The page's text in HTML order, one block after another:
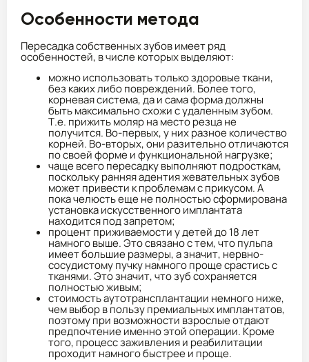
Особенности метода
Пересадка собственных зубов имеет ряд
особенностей, в числе которых выделяют:
можно использовать только здоровые ткани,
без каких либо повреждений. Более того,
корневая система, да и сама форма должны
быть максимально схожи с удаленным зубом.
Т.е. прижить моляр на место резца не
получится. Во-первых, у них разное количество
корней. Во-вторых, они разительно отличаются
по своей форме и функциональной нагрузке;
чаще всего пересадку выполняют подросткам,
поскольку ранняя адентия жевательных зубов
может привести к проблемам с прикусом. А
пока челюсть еще не полностью сформирована
установка искусственного имплантата
находится под запретом;
процент приживаемости у детей до 18 лет
намного выше. Это связано с тем, что пульпа
имеет большие размеры, а значит, нервно-
сосудистому пучку намного проще срастись с
тканями. Это значит, что зуб сохраняется
полностью живым;
стоимость аутотрансплантации немного ниже,
чем выбор в пользу премиальных имплантатов,
поэтому при возможности взрослые отдают
предпочтение именно этой операции. Кроме
того, процесс заживления и реабилитации
проходит намного быстрее и проще.